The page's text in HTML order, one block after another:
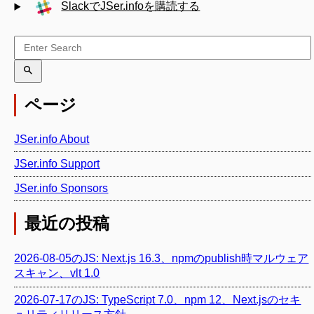
SlackでJSer.infoを購読する
ページ
JSer.info About
JSer.info Support
JSer.info Sponsors
最近の投稿
2026-08-05のJS: Next.js 16.3、npmのpublish時マルウェア
スキャン、vlt 1.0
2026-07-17のJS: TypeScript 7.0、npm 12、Next.jsのセキ